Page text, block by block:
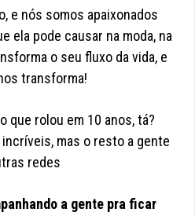
e nós somos apaixonados
ela pode causar na moda, na
o seu fluxo da vida, e
transforma!
que rolou em 10 anos, tá?
mas o resto a gente
redes
a gente pra ficar